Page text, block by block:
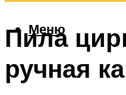
Меню
Пила
ручная